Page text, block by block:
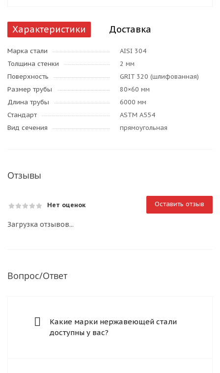
Характеристики Доставка
Марка стали
AISI 304
Толщина стенки
2 мм
Поверхность
GRIT 320 (шлифованная)
Размер трубы
80×60 мм
Длина трубы
6000 мм
Стандарт
ASTM A554
Вид сечения
прямоугольная
Отзывы
Нет оценок Оставить отзыв
Загрузка отзывов...
Вопрос/Ответ
Какие марки нержавеющей стали
доступны у вас?